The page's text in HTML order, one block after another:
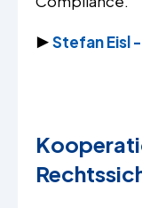
▶️Stefan Eisl